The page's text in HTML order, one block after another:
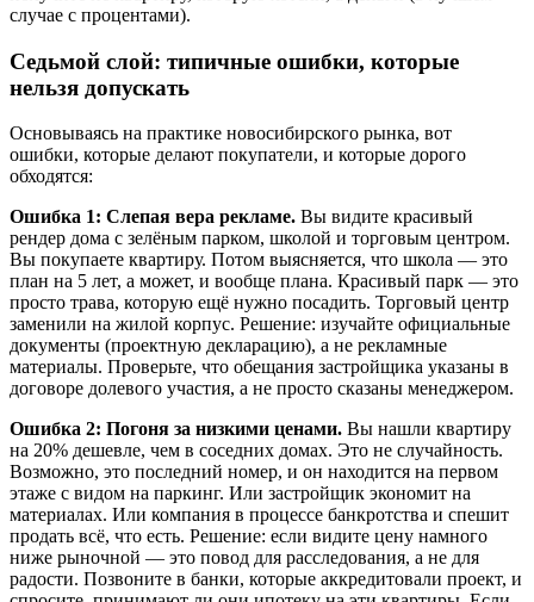
случае с процентами).
Седьмой слой: типичные ошибки, которые
нельзя допускать
Основываясь на практике новосибирского рынка, вот
ошибки, которые делают покупатели, и которые дорого
обходятся:
Ошибка 1: Слепая вера рекламе. Вы видите красивый
рендер дома с зелёным парком, школой и торговым центром.
Вы покупаете квартиру. Потом выясняется, что школа — это
план на 5 лет, а может, и вообще плана. Красивый парк — это
просто трава, которую ещё нужно посадить. Торговый центр
заменили на жилой корпус. Решение: изучайте официальные
документы (проектную декларацию), а не рекламные
материалы. Проверьте, что обещания застройщика указаны в
договоре долевого участия, а не просто сказаны менеджером.
Ошибка 2: Погоня за низкими ценами. Вы нашли квартиру
на 20% дешевле, чем в соседних домах. Это не случайность.
Возможно, это последний номер, и он находится на первом
этаже с видом на паркинг. Или застройщик экономит на
материалах. Или компания в процессе банкротства и спешит
продать всё, что есть. Решение: если видите цену намного
ниже рыночной — это повод для расследования, а не для
радости. Позвоните в банки, которые аккредитовали проект, и